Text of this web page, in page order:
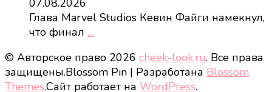
07.08.2026
Глава Marvel Studios Кевин Файги намекнул,
что финал …
© Авторское право 2026 cheek-look.ru. Все права
защищены.Blossom Pin | Разработана Blossom
Themes.Сайт работает на WordPress.